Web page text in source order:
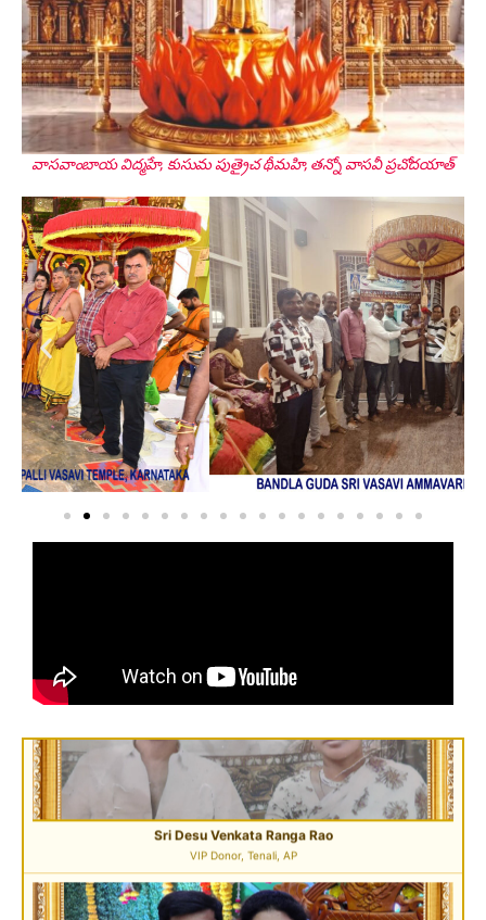
వాసవాంబాయ విద్మహే, కుసుమ పుత్రైచ థీమహి, తన్నో వాసవీ ప్రచోదయాత్
Smt. Shwetha Ganjam
Global Secretary, Bagepalli
Sri Perla Satyanarayana
Founder Donor, USA
Sri Peddi Umakanth & Smt. Veena
Founder Donor, Hyderabad, Telangana